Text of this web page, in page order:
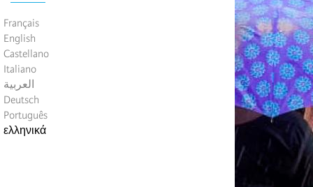
Français
English
Castellano
Italiano
العربية
Deutsch
Português
ελληνικά